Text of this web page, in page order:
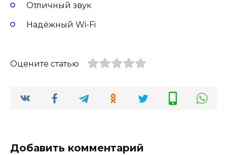
Отличный звук
Надёжный Wi-Fi
Оцените статью
Добавить комментарий